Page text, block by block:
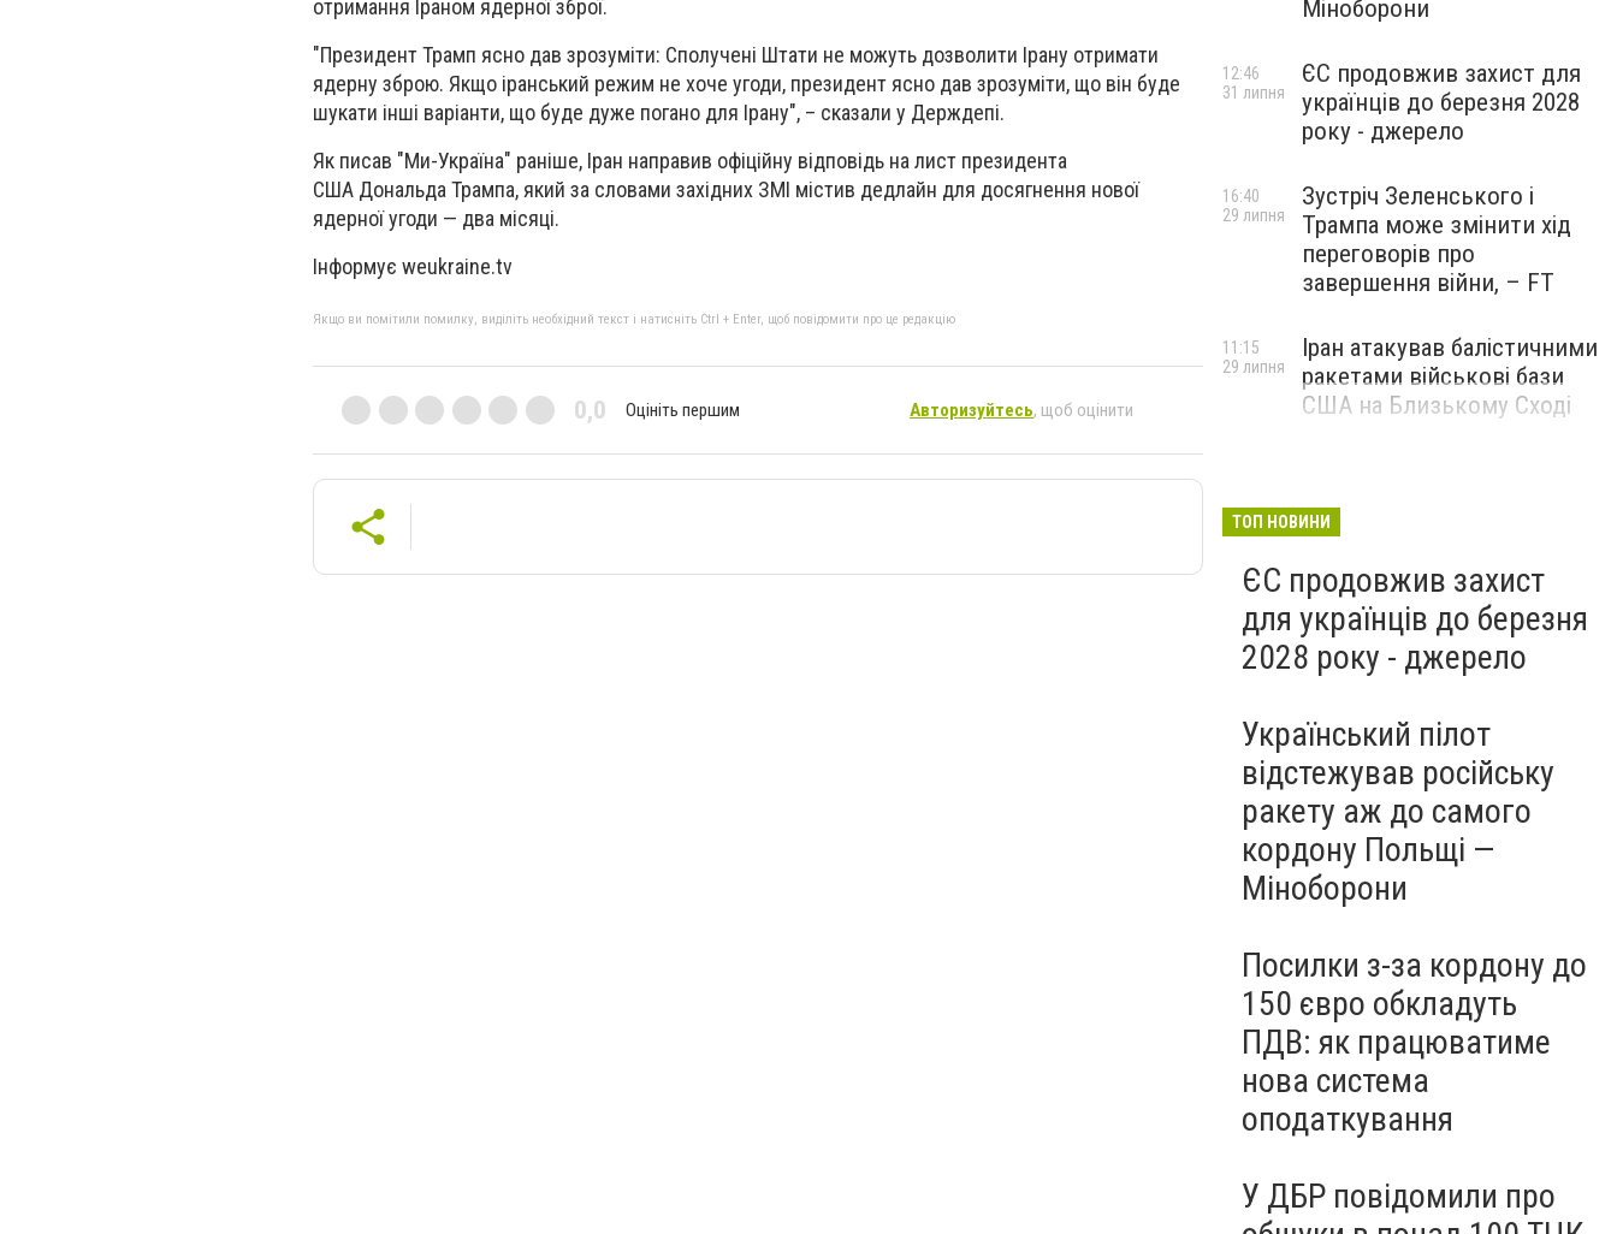
отримання Іраном ядерної зброї.
"Президент Трамп ясно дав зрозуміти: Сполучені Штати не можуть дозволити Ірану отримати
ядерну зброю. Якщо іранський режим не хоче угоди, президент ясно дав зрозуміти, що він буде
шукати інші варіанти, що буде дуже погано для Ірану", – сказали у Держдепі.
Як писав "Ми-Україна" раніше, Іран направив офіційну відповідь на лист президента
США Дональда Трампа, який за словами західних ЗМІ містив дедлайн для досягнення нової
ядерної угоди — два місяці.
Інформує weukraine.tv
Якщо ви помітили помилку, виділіть необхідний текст і натисніть Ctrl + Enter, щоб повідомити про це редакцію
0,0 Оцініть першим Авторизуйтесь, щоб оцінити
Міноборони
ЄС продовжив захист для
українців до березня 2028
року - джерело
12:46
31 липня
Зустріч Зеленського і
Трампа може змінити хід
переговорів про
завершення війни, – FT
16:40
29 липня
Іран атакував балістичними
ракетами військові бази
США на Близькому Сході
11:15
29 липня
ТОП НОВИНИ
ЄС продовжив захист
для українців до березня
2028 року - джерело
Український пілот
відстежував російську
ракету аж до самого
кордону Польщі —
Міноборони
Посилки з-за кордону до
150 євро обкладуть
ПДВ: як працюватиме
нова система
оподаткування
У ДБР повідомили про